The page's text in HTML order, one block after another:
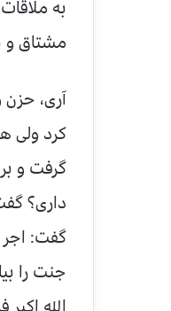
به
مشتاق و
آری، حزن
كرد ولی
گرفت و
داری؟
گفت: اجر
جنت را